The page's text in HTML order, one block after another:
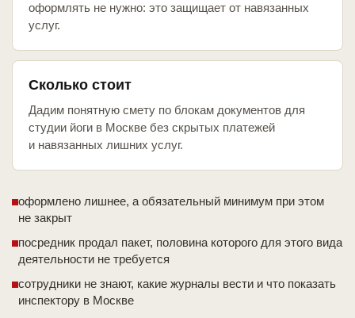
оформлять не нужно: это защищает от навязанных
услуг.
Сколько стоит
Дадим понятную смету по блокам документов для
студии йоги в Москве без скрытых платежей
и навязанных лишних услуг.
оформлено лишнее, а обязательный минимум при этом
не закрыт
посредник продал пакет, половина которого для этого вида
деятельности не требуется
сотрудники не знают, какие журналы вести и что показать
инспектору в Москве